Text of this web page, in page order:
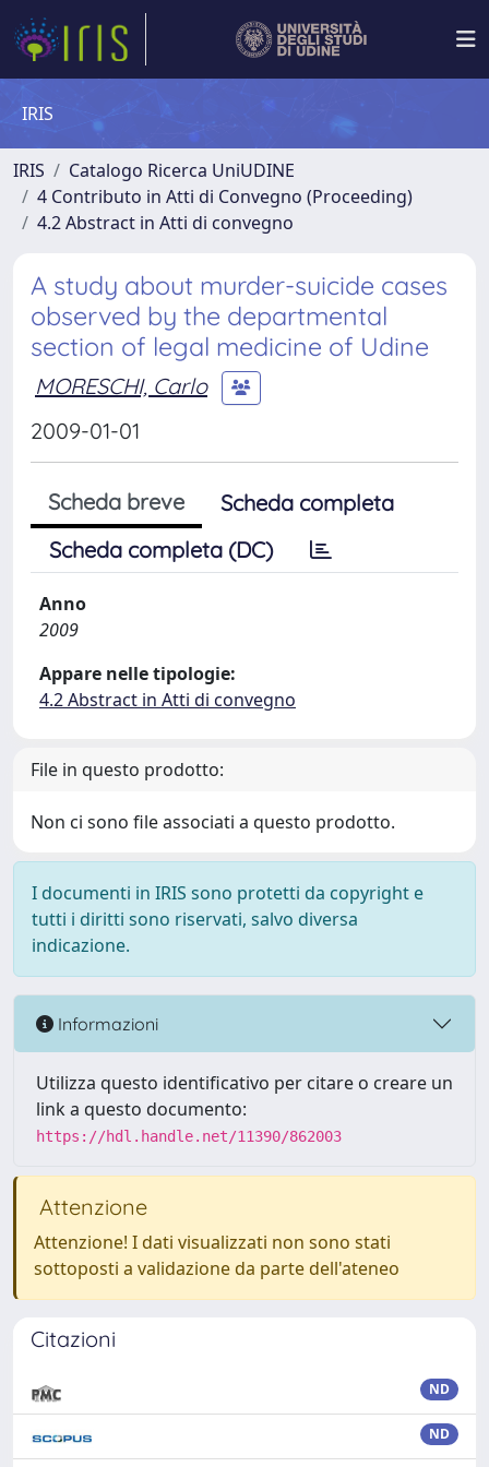
IRIS
IRIS
Catalogo Ricerca UniUDINE
4 Contributo in Atti di Convegno (Proceeding)
4.2 Abstract in Atti di convegno
A study about murder-suicide cases
observed by the departmental
section of legal medicine of Udine
MORESCHI, Carlo
2009-01-01
Scheda breve
Scheda completa
Scheda completa (DC)
Anno
2009
Appare nelle tipologie:
4.2 Abstract in Atti di convegno
File in questo prodotto:
Non ci sono file associati a questo prodotto.
I documenti in IRIS sono protetti da copyright e
tutti i diritti sono riservati, salvo diversa
indicazione.
Informazioni
Utilizza questo identificativo per citare o creare un
link a questo documento:
https://hdl.handle.net/11390/862003
Attenzione
Attenzione! I dati visualizzati non sono stati
sottoposti a validazione da parte dell'ateneo
Citazioni
ND
ND